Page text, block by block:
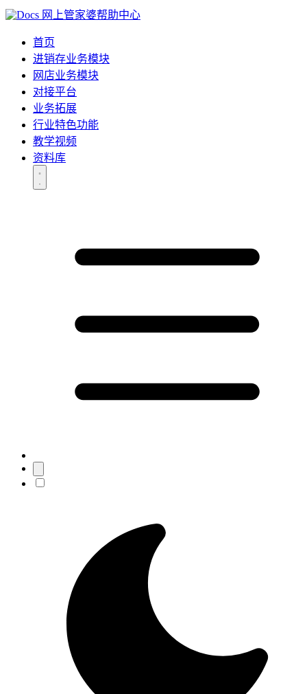
网上管家婆帮助中心
首页
进销存业务模块
网店业务模块
对接平台
业务拓展
行业特色功能
教学视频
资料库